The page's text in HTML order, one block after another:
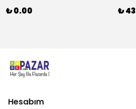
₺ 0.00 ₺
Hesabım